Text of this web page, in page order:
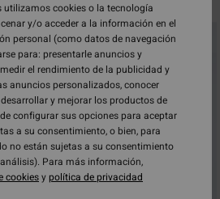
cookies o la tecnología
y/o acceder a la información en el
personal (como datos de navegación
para: presentarle anuncios y
el rendimiento de la publicidad y
anuncios personalizados, conocer
y mejorar los productos de
configurar sus opciones para aceptar
a su consentimiento, o bien, para
no están sujetas a su consentimiento
Para más información,
cookiesypolítica de privacidad